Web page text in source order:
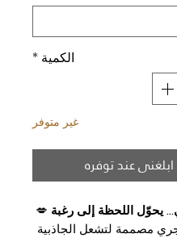
الكمية *
غير متوفر
ابلغني عند توفره
يحوّل اللحظة إلى رغبة 💋
مصممة لتشعل الجاذبية